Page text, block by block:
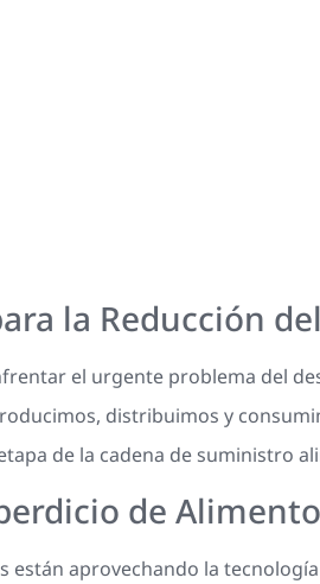
la Reducción
el urgente problema del
distribuimos y
de la cadena de suministro
de
aprovechando la